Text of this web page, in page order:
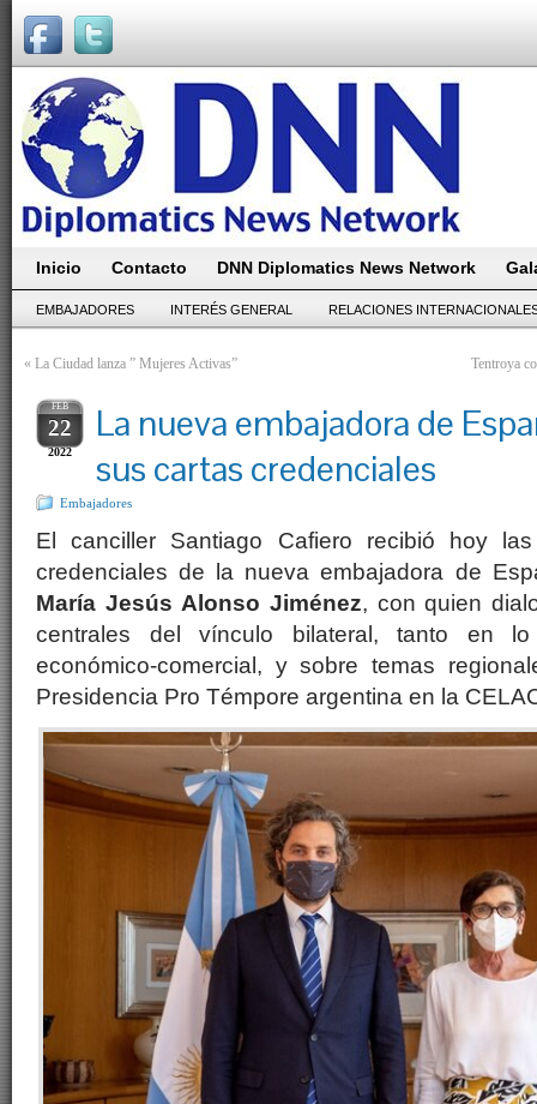
Inicio Contacto DNN Diplomatics News Network
EMBAJADORES INTERÉS GENERAL RELACIONES
« La Ciudad lanza ” Mujeres Activas” Tentroya
FEB
22
2022
La nueva embajadora de
sus cartas credenciales
Embajadores
El canciller Santiago Cafiero recibió hoy
credenciales de la nueva embajadora de
María Jesús Alonso Jiménez, con quien
centrales del vínculo bilateral, tanto en
económico-comercial, y sobre temas
Presidencia Pro Témpore argentina en la